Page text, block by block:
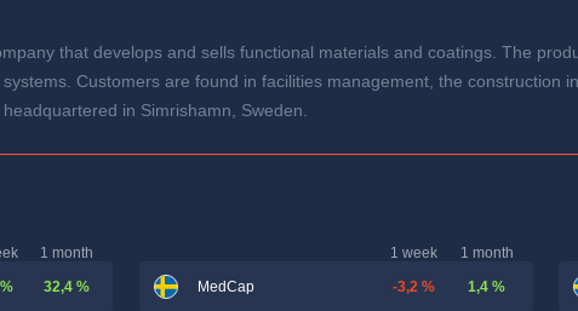
that develops and sells functional materials and coatings. The
Customers are found in facilities management, the construction
in Simrishamn, Sweden.
1 month
32,4 %
1 week
1 month
MedCap
-3,2 % 1,4 %